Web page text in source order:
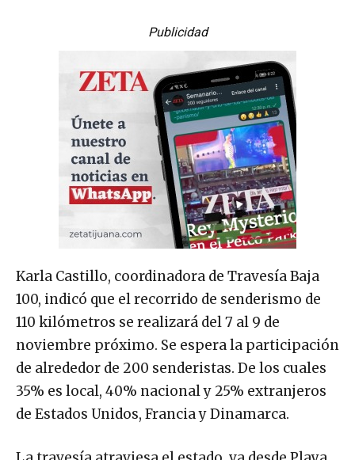
Publicidad
Karla Castillo, coordinadora de Travesía Baja
100, indicó que el recorrido de senderismo de
110 kilómetros se realizará del 7 al 9 de
noviembre próximo. Se espera la participación
de alrededor de 200 senderistas. De los cuales
35% es local, 40% nacional y 25% extranjeros
de Estados Unidos, Francia y Dinamarca.